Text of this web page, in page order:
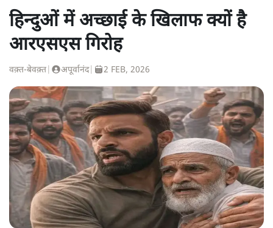
हिन्दुओं में अच्छाई के खिलाफ क्यों है
आरएसएस गिरोह
वक़्त-बेवक़्त अपूर्वानंद| 2 FEB, 2026